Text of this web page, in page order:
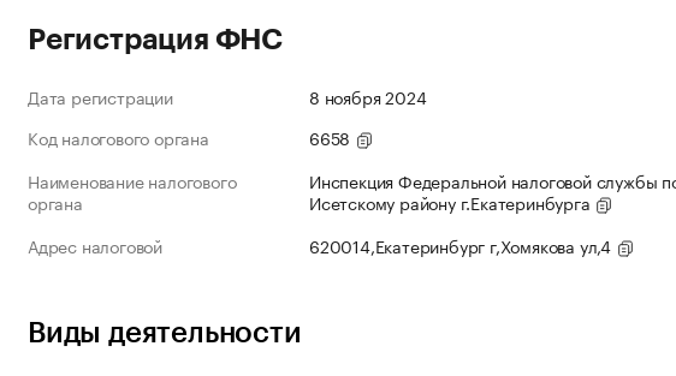
Регистрация ФНС
Дата регистрации
8 ноября 2024
Код налогового органа
6658
Наименование налогового
органа
Инспекция Федеральной налоговой службы
Исетскому району г.Екатеринбурга
Адрес налоговой
620014,Екатеринбург г,Хомякова ул,4
Виды деятельности